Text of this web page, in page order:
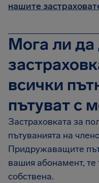
нашите
Мога ли да
всички
пътуват с
Застраховката за
пътуванията на
Придружаващите
вашия абонамент, те
собствена.